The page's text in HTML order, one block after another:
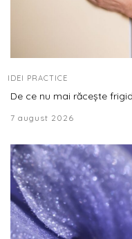
IDEI PRACTICE
De ce nu mai răcește
7 august 2026